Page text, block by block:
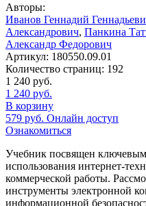
Авторы:
Иванов Геннадий
Александрович, Панкина
Александр Федорович
Артикул: 180550.09.01
Количество страниц: 192
1 240 руб.
1 240 руб.
В корзину
579 руб. Онлайн доступ
Ознакомиться
Учебник посвящен
использования интернет-
коммерческой работы.
инструменты электронной
информационной